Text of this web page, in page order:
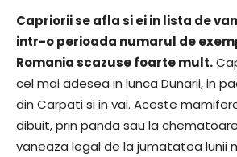
Capriorii se afla si ei in lista de
intr-o perioada numarul de
Romania scazuse foarte mult.
cel mai adesea in lunca Dunarii, in
din Carpati si in vai. Aceste
dibuit, prin panda sau la
vaneaza legal de la jumatatea lunii